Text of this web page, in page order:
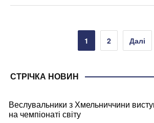
1 2 Далі
СТРІЧКА НОВИН
Веслувальники з Хмельниччини
на чемпіонаті світу